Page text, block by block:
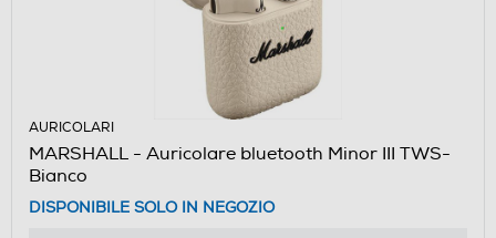
AURICOLARI
MARSHALL - Auricolare bluetooth Minor III TWS-
Bianco
DISPONIBILE SOLO IN NEGOZIO